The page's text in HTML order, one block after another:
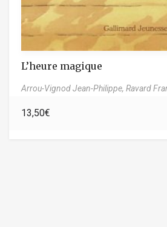
L’heure magique
Arrou-Vignod Jean-Philippe, Ravard
13,50€